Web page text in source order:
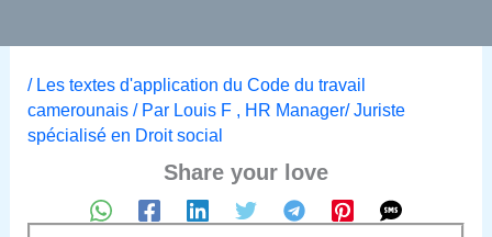
/ Les textes d'application du Code du travail
camerounais/ Par Louis F , HR Manager/ Juriste
spécialisé en Droit social
Share your love